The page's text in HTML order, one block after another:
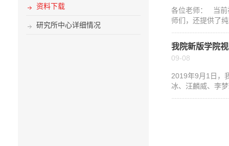
资料下载
研究所中心详细情况
各位老师： 当前
师们，还提供了
我院新版学院
09-08
​2019年9月1日，
冰、汪麟威、李